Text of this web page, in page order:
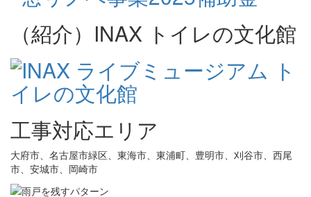
（紹介）INAX トイレの文化館
工事対応エリア
大府市、名古屋市緑区、東海市、東浦町、豊明市、刈谷市、西尾
市、安城市、岡崎市